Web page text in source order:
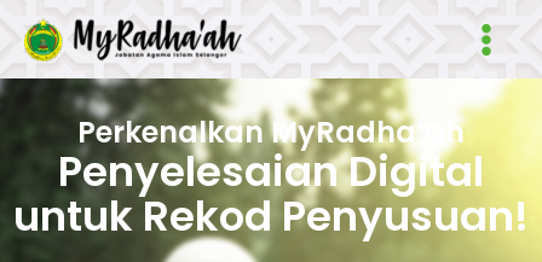
Main
Perkenalkan MyRadha’ah
Penyelesaian Digital
untuk Rekod Penyusuan!